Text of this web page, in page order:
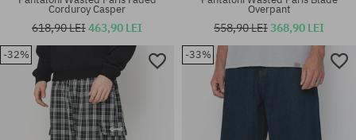
Mărimi existente:
30; 32; 34; 36
Mărimi existente:
M; L; XL
Corduroy Casper
618,90 LEI463,90 LEI
Overpant
558,90 LEI368,90 LEI
-32% -33%